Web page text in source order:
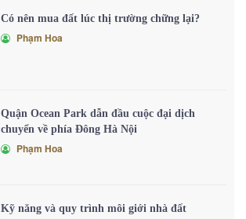
Có nên mua đất lúc thị trường chững lại?
Phạm Hoa
Quận Ocean Park dẫn đầu cuộc đại dịch
chuyển về phía Đông Hà Nội
Phạm Hoa
Kỹ năng và quy trình môi giới nhà đất